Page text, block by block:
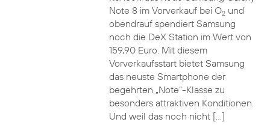
Note 8 im Vorverkauf bei O2und
obendrauf spendiert Samsung
noch die DeX Station im Wert von
159,90 Euro. Mit diesem
Vorverkaufsstart bietet Samsung
das neuste Smartphone der
begehrten „Note“-Klasse zu
besonders attraktiven Konditionen.
Und weil das noch nicht […]